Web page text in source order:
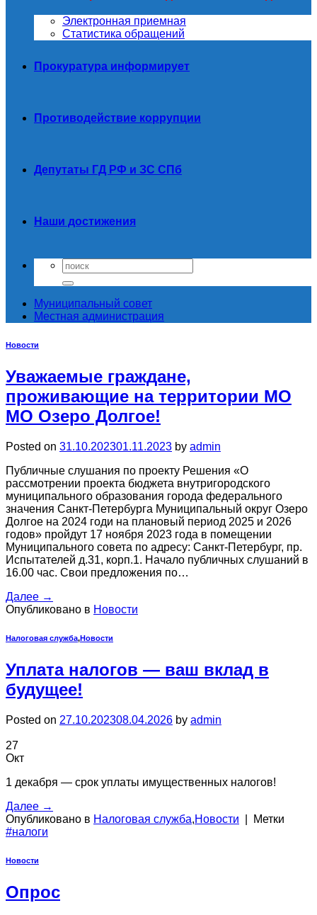
Электронная приемная
Статистика обращений
Прокуратура информирует
Противодействие коррупции
Депутаты ГД РФ и ЗС СПб
Наши достижения
Муниципальный совет
Местная администрация
Новости
Уважаемые граждане,
проживающие на территории МО
МО Озеро Долгое!
Posted on 31.10.202301.11.2023 by admin
Публичные слушания по проекту Решения «О
рассмотрении проекта бюджета внутригородского
муниципального образования города федерального
значения Санкт-Петербурга Муниципальный округ Озеро
Долгое на 2024 годи на плановый период 2025 и 2026
годов» пройдут 17 ноября 2023 года в помещении
Муниципального совета по адресу: Санкт-Петербург, пр.
Испытателей д.31, корп.1. Начало публичных слушаний в
16.00 час. Свои предложения по…
Далее →
Опубликовано в Новости
Налоговая служба,Новости
Уплата налогов — ваш вклад в
будущее!
Posted on 27.10.202308.04.2026 by admin
27
Окт
1 декабря — срок уплаты имущественных налогов!
Далее →
Опубликовано в Налоговая служба,Новости
Метки
#налоги
Новости
Опрос